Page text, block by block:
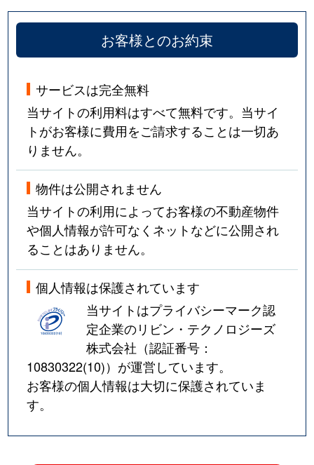
お客様とのお約束
サービスは完全無料
当サイトの利用料はすべて無料です。当サイ
トがお客様に費用をご請求することは一切あ
りません。
物件は公開されません
当サイトの利用によってお客様の不動産物件
や個人情報が許可なくネットなどに公開され
ることはありません。
個人情報は保護されています
当サイトはプライバシーマーク認
定企業のリビン・テクノロジーズ
株式会社（認証番号：
10830322(10)）が運営しています。
お客様の個人情報は大切に保護されていま
す。